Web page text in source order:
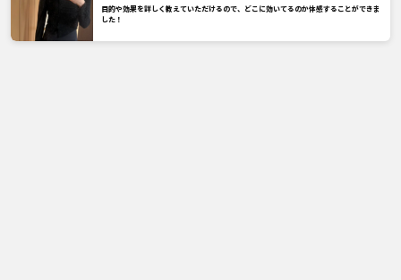
目的や効果を詳しく教えていただけるので、どこに効いてるのか体感することができま
した！